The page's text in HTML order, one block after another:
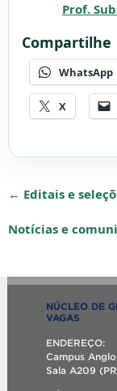
Prof.
Compartilhe
WhatsApp
X
← Editais e
Notícias e
NÚCLEO DE
VAGAS
ENDEREÇO:
Campus
Sala A209